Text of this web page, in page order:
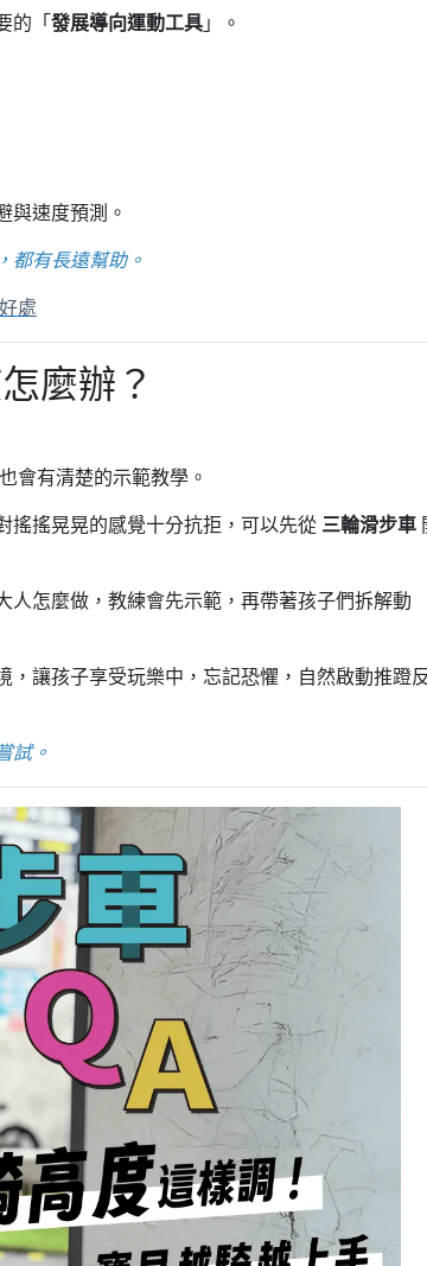
的「 發展導向運動工具 」。
與速度預測。
都有長遠幫助。
處
麼辦？
也會有清楚的示範教學。
搖搖晃晃的感覺十分抗拒，可以先從 三輪滑步車
人怎麼做，教練會先示範，再帶著孩子們拆解動
，讓孩子享受玩樂中，忘記恐懼，自然啟動推蹬
試。